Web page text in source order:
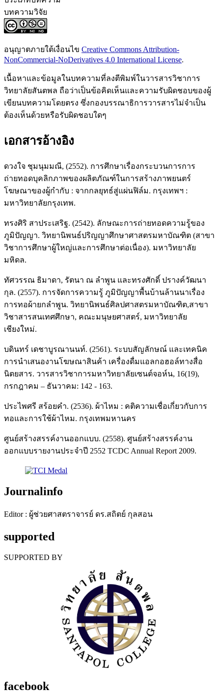
บทความวิจัย
อนุญาตภายใต้เงื่อนไข Creative Commons Attribution-
NonCommercial-NoDerivatives 4.0 International License.
เนื้อหาและข้อมูลในบทความที่ลงตีพิมพ์ในวารสารวิชาการ
วิทยาลัยสันตพล ถือว่าเป็นข้อคิดเห็นและความรับผิดชอบของผู้
เขียนบทความโดยตรง ซึ่งกองบรรณาธิการวารสารไม่จำเป็น
ต้องเห็นด้วยหรือรับผิดชอบใดๆ
เอกสารอ้างอิง
ดวงใจ ชุมนุมมณี, (2552). การศึกษาเรื่องกระบวนการการ
ถ่ายทอดบุคลิกภาพของผลิตภัณฑ์ในการสร้างภาพยนตร์
โฆษณาของผู้กำกับ : จากกลยุทธ์สู่แผ่นฟิล์ม. กรุงเทพฯ :
มหาวิทยาลัยกรุงเทพ.
ทรงศิริ สาประเสริฐ. (2542). ลักษณะการถ่ายทอดความรู้ของ
ภูมิปัญญา. วิทยานิพนธ์ปริญญาศึกษาศาสตรมหาบัณฑิต (สาขา
วิชาการศึกษาผู้ใหญ่และการศึกษาต่อเนื่อง). มหาวิทยาลัย
มหิดล.
ทัศวรรณ ธิมาดา, รัตนา ณ ลำพูน และทรงศักดิ์ ปรางค์วัฒนา
กุล. (2557). การจัดการความรู้ ภูมิปัญญาพื้นบ้านล้านนาเรื่อง
การทอผ้ายกลำพูน. วิทยานิพนธ์ศิลปศาสตรมหาบัณฑิต,สาขา
วิชาสารสนเทศศึกษา, คณะมนุษยศาสตร์, มหาวิทยาลัย
เชียงใหม่.
บดินทร์ เดชาบูรณานนท์. (2561). ระบบสัญลักษณ์ และเทคนิค
การนำเสนองานโฆษณาสินค้า เครื่องดื่มแอลกอฮอล์ทางสื่อ
นิตยสาร. วารสารวิชาการมหาวิทยาลัยเซนต์จอห์น, 16(19),
กรกฎาคม – ธันวาคม: 142 - 163.
ประไพศรี สร้อยคำ. (2536). ผ้าไหม : คติความเชื่อเกี่ยวกับการ
ทอและการใช้ผ้าไหม. กรุงเทพมหานคร
ศูนย์สร้างสรรค์งานออกแบบ. (2558). ศูนย์สร้างสรรค์งาน
ออกแบบรายงานประจำปี 2552 TCDC Annual Report 2009.
Journalinfo
Editor : ผู้ช่วยศาสตราจารย์ ดร.สถิตย์ กุลสอน
supported
SUPPORTED BY
facebook